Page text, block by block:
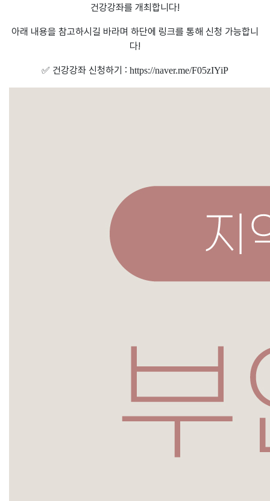
건강강좌를 개최합니다!
아래 내용을 참고하시길 바라며 하단에 링크를 통해 신청 가능합니
다!
✅️ 건강강좌 신청하기 : https://naver.me/F05zIYiP